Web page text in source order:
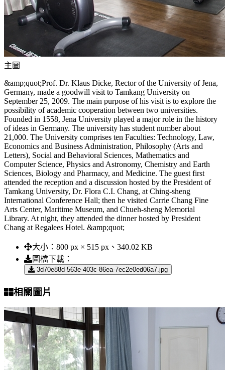
主圖
&amp;quot;Prof. Dr. Klaus Dicke, Rector of the University of Jena,
Germany, made a goodwill visit to Tamkang University on
September 25, 2009. The main purpose of his visit is to explore the
possibility of academic cooperation between two universities.
Founded in 1558, Jena University played a major role in the history
of ideas in Germany. The university has student number about
21,000. The University comprises ten Faculties: Technology, Law,
Economics and Business Administration, Philosophy (Arts and
Letters), Social and Behavioral Sciences, Mathematics and
Computer Science, Physics and Astronomy, Chemistry and Earth
Sciences, Biology and Pharmacy, and Medicine. The guest first
attended the reception and a discussion hosted by the President of
Tamkang University, Dr. Flora C.I. Chang, at Ching-sheng
International Conference Hall; then he visited Carrie Chang Fine
Arts Center, Maritime Museum, and Chueh-sheng Memorial
Library. At night, they attended the dinner hosted by President
Chang at Regalees Hotel. &amp;quot;
大小： 800 px × 515 px、340.02 KB
圖檔下載：
3d70e88d-563e-403c-86ea-7ec2e0ed06a7.jpg
相關圖片